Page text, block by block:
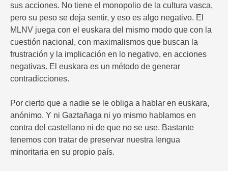
sus acciones. No tiene el monopolio de la cultura vasca,
pero su peso se deja sentir, y eso es algo negativo. El
MLNV juega con el euskara del mismo modo que con la
cuestión nacional, con maximalismos que buscan la
frustración y la implicación en lo negativo, en acciones
negativas. El euskara es un método de generar
contradicciones.
Por cierto que a nadie se le obliga a hablar en euskara,
anónimo. Y ni Gaztañaga ni yo mismo hablamos en
contra del castellano ni de que no se use. Bastante
tenemos con tratar de preservar nuestra lengua
minoritaria en su propio país.